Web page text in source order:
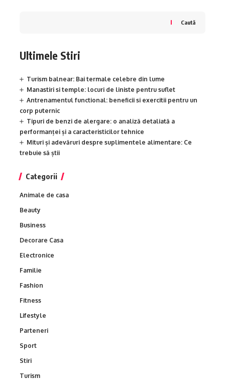
Caută
Ultimele Stiri
Turism balnear: Bai termale celebre din lume
Manastiri si temple: locuri de liniste pentru suflet
Antrenamentul functional: beneficii si exercitii pentru un
corp puternic
Tipuri de benzi de alergare: o analiză detaliată a
performanței și a caracteristicilor tehnice
Mituri și adevăruri despre suplimentele alimentare: Ce
trebuie să știi
Categorii
Animale de casa
Beauty
Business
Decorare Casa
Electronice
Familie
Fashion
Fitness
Lifestyle
Parteneri
Sport
Stiri
Turism